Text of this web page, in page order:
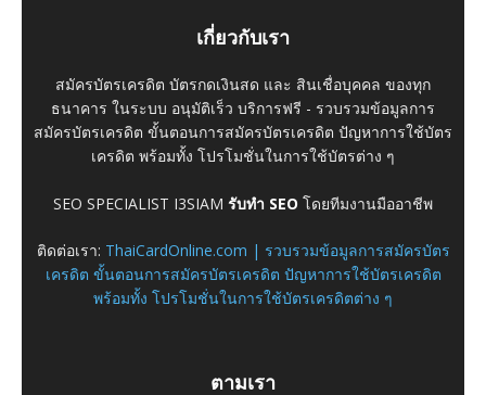
เกี่ยวกับเรา
สมัครบัตรเครดิต บัตรกดเงินสด และ สินเชื่อบุคคล ของทุก
ธนาคาร ในระบบ อนุมัติเร็ว บริการฟรี - รวบรวมข้อมูลการ
สมัครบัตรเครดิต ขั้นตอนการสมัครบัตรเครดิต ปัญหาการใช้บัตร
เครดิต พร้อมทั้ง โปรโมชั่นในการใช้บัตรต่าง ๆ
SEO SPECIALIST I3SIAM รับทำ SEO โดยทีมงานมืออาชีพ
ติดต่อเรา: ThaiCardOnline.com | รวบรวมข้อมูลการสมัครบัตร
เครดิต ขั้นตอนการสมัครบัตรเครดิต ปัญหาการใช้บัตรเครดิต
พร้อมทั้ง โปรโมชั่นในการใช้บัตรเครดิตต่าง ๆ
ตามเรา